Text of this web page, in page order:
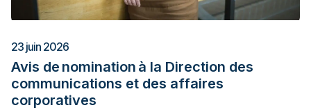
23 juin 2026
Avis de nomination à la Direction des
communications et des affaires
corporatives